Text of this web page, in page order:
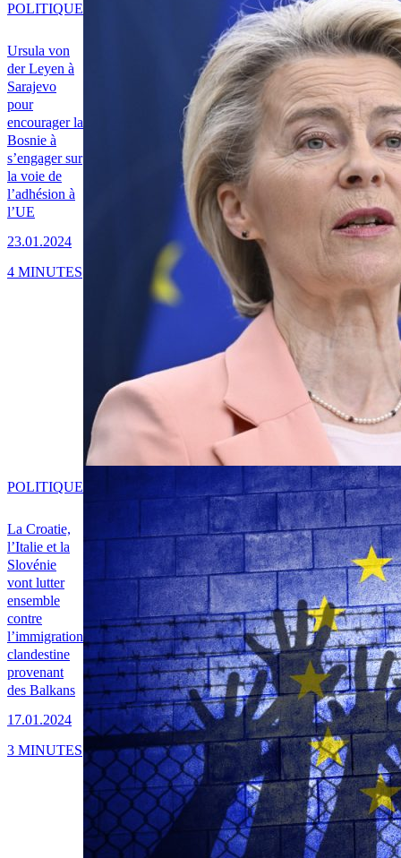
Ursula von
der Leyen à
Sarajevo
pour
encourager la
Bosnie à
s’engager sur
la voie de
l’adhésion à
l’UE
23.01.2024
POLITIQUE
4 MINUTES
La Croatie,
l’Italie et la
Slovénie
vont lutter
ensemble
contre
l’immigration
clandestine
provenant
des Balkans
17.01.2024
POLITIQUE
3 MINUTES